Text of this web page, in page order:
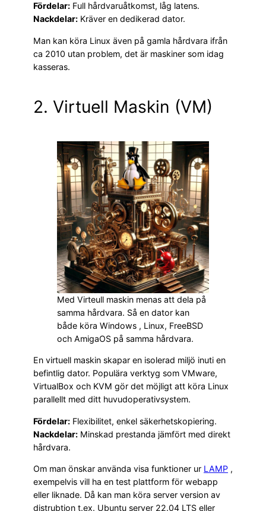
Fördelar: Full hårdvaruåtkomst, låg latens.
Nackdelar: Kräver en dedikerad dator.
Man kan köra Linux även på gamla hårdvara ifrån
ca 2010 utan problem, det är maskiner som idag
kasseras.
2. Virtuell Maskin (VM)
Med Virteull maskin menas att dela på
samma hårdvara. Så en dator kan
både köra Windows , Linux, FreeBSD
och AmigaOS på samma hårdvara.
En virtuell maskin skapar en isolerad miljö inuti en
befintlig dator. Populära verktyg som VMware,
VirtualBox och KVM gör det möjligt att köra Linux
parallellt med ditt huvudoperativsystem.
Fördelar: Flexibilitet, enkel säkerhetskopiering.
Nackdelar: Minskad prestanda jämfört med direkt
hårdvara.
Om man önskar använda visa funktioner ur LAMP ,
exempelvis vill ha en test plattform för webapp
eller liknade. Då kan man köra server version av
distrubtion t.ex. Ubuntu server 22.04 LTS eller